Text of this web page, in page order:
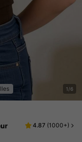
1/6
4.87 (1000+)